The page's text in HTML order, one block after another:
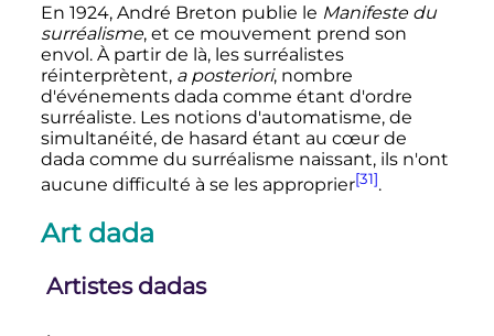
En 1924, André Breton publie le Manifeste du
surréalisme, et ce mouvement prend son
envol. À partir de là, les surréalistes
réinterprètent, a posteriori, nombre
d'événements dada comme étant d'ordre
surréaliste. Les notions d'automatisme, de
simultanéité, de hasard étant au cœur de
dada comme du surréalisme naissant, ils n'ont
aucune difficulté à se les approprier[31].
Art dada
Artistes dadas